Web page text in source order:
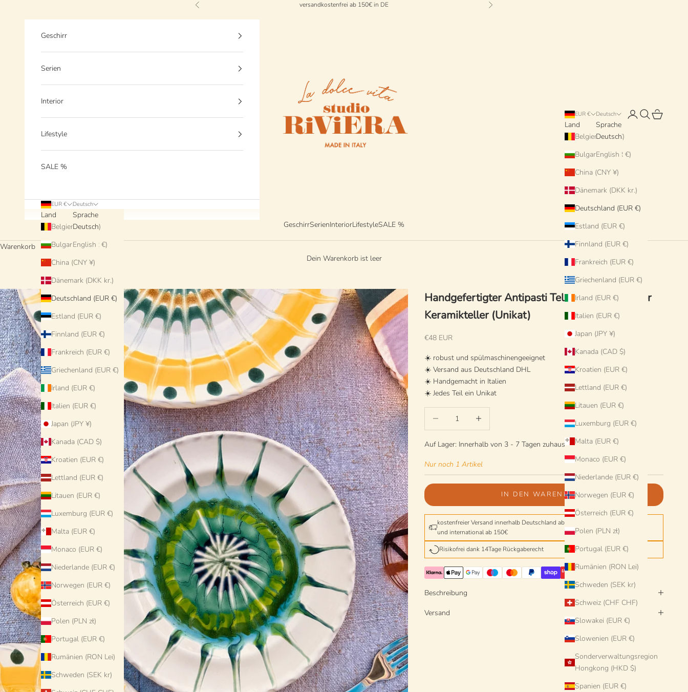
Zurück versandkostenfrei ab 150€ in DE Vor
StudioRiviera
GeschirrSerienInteriorLifestyleSALE %
EUR €
Land
Belgien (EUR €)
Bulgarien (EUR €)
China (CNY ¥)
Dänemark (DKK kr.)
Deutschland (EUR €)
Estland (EUR €)
Finnland (EUR €)
Frankreich (EUR €)
Griechenland (EUR €)
Irland (EUR €)
Italien (EUR €)
Japan (JPY ¥)
Kanada (CAD $)
Kroatien (EUR €)
Lettland (EUR €)
Litauen (EUR €)
Luxemburg (EUR €)
Malta (EUR €)
Monaco (EUR €)
Niederlande (EUR €)
Norwegen (EUR €)
Österreich (EUR €)
Polen (PLN zł)
Portugal (EUR €)
Rumänien (RON Lei)
Schweden (SEK kr)
Schweiz (CHF CHF)
Slowakei (EUR €)
Slowenien (EUR €)
Sonderverwaltungsregion
Hongkong (HKD $)
Spanien (EUR €)
Deutsch
Sprache
Deutsch
English
Anmelden
SuchenWarenkorb
Geschirr
Serien
Interior
Lifestyle
SALE %
EUR €
Land
Belgien (EUR €)
Bulgarien (EUR €)
China (CNY ¥)
Dänemark (DKK kr.)
Deutschland (EUR €)
Estland (EUR €)
Finnland (EUR €)
Frankreich (EUR €)
Griechenland (EUR €)
Irland (EUR €)
Italien (EUR €)
Japan (JPY ¥)
Kanada (CAD $)
Kroatien (EUR €)
Lettland (EUR €)
Litauen (EUR €)
Luxemburg (EUR €)
Malta (EUR €)
Monaco (EUR €)
Niederlande (EUR €)
Norwegen (EUR €)
Österreich (EUR €)
Polen (PLN zł)
Portugal (EUR €)
Rumänien (RON Lei)
Schweden (SEK kr)
Deutsch
Sprache
Deutsch
English
Warenkorb
Dein Warenkorb ist leer
Handgefertigter Antipasti Teller 20 cm | Kleiner
Keramikteller (Unikat)
Angebot
€48 EUR
☀️ robust und spülmaschinengeeignet
☀️ Versand aus Deutschland DHL
☀️ Handgemacht in Italien
☀️ Jedes Teil ein Unikat
Auf Lager: Innerhalb von 3 - 7 Tagen zuhause auf Deinem Tisch.
Nur noch 1 Artikel
IN DEN WARENKORB
kostenfreier Versand innerhalb Deutschland ab einem Einkaufswert von 150€
und international ab 150€
Risikofrei dank 14Tage Rückgaberecht
Beschreibung
Versand